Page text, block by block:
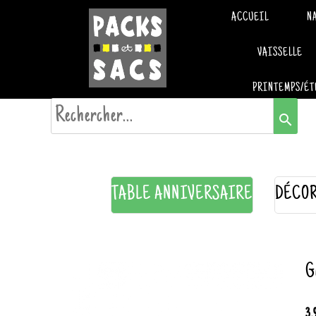
ACCUEIL
VAISSELLE
PRINTEMPS/
search
TABLE ANNIVERSAIRE